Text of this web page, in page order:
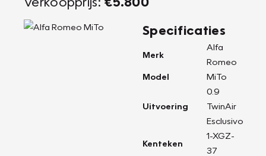
Specificaties
Merk
Alfa
Romeo
Model
MiTo
Uitvoering
0.9
TwinAir
Esclusivo
Kenteken
1-XGZ-
37